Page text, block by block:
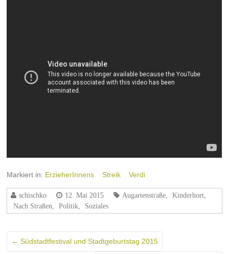
Markiert in: ErzieherInnens Streik Verdi
schischko 12. Mai 2015 Augartenstraße Kinderhort
Nach Straßen
Politik Soziales
← Südstadtfestival und Stadtgeburtstag 2015